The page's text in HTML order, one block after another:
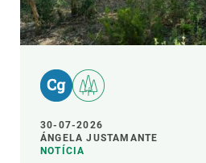
30-07-2026
ÁNGELA JUSTAMANTE
NOTÍCIA